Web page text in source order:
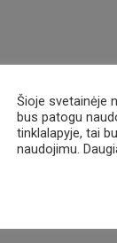
Šioje svetainėje
bus patogu
tinklalapyje, tai
naudojimu.